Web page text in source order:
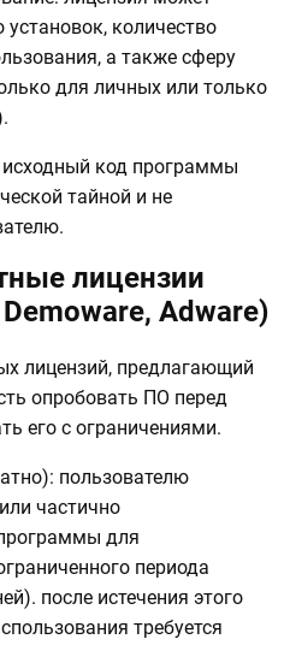
количество
а также сферу
для личных или только
код программы
тайной и не
лицензии
Adware)
лицензий, предлагающий
опробовать ПО перед
его с ограничениями.
пользователю
частично
для
периода
после истечения этого
требуется